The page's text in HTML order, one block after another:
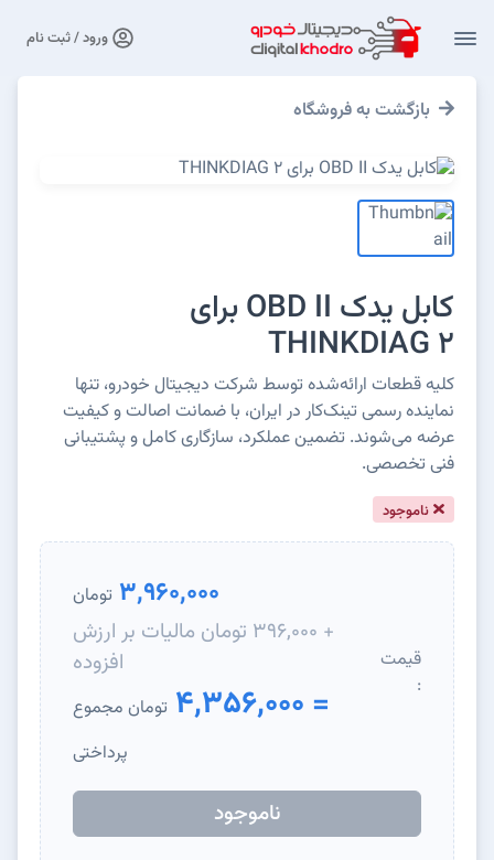
ورود / ثبت نام
بازگشت به فروشگاه
کابل یدک OBD II برای
THINKDIAG 2
کلیه قطعات ارائه‌شده توسط شرکت دیجیتال خودرو، تنها
نماینده رسمی تینک‌کار در ایران، با ضمانت اصالت و کیفیت
عرضه می‌شوند. تضمین عملکرد، سازگاری کامل و پشتیبانی
فنی تخصصی.
ناموجود
قیمت
:
3,960,000 تومان
+ 396,000 تومان مالیات بر ارزش
افزوده
= 4,356,000
تومان مجموع
پرداختی
ناموجود